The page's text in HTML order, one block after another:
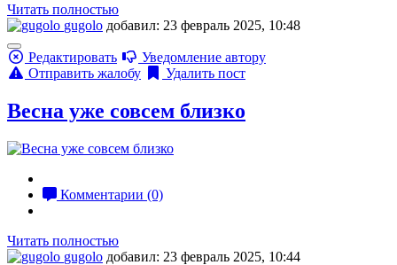
Читать полностью
gugolo добавил: 23 февраль 2025, 10:48
Редактировать
Уведомление автору
Отправить жалобу
Удалить пост
Весна уже совсем близко
Комментарии (0)
Читать полностью
gugolo добавил: 23 февраль 2025, 10:44